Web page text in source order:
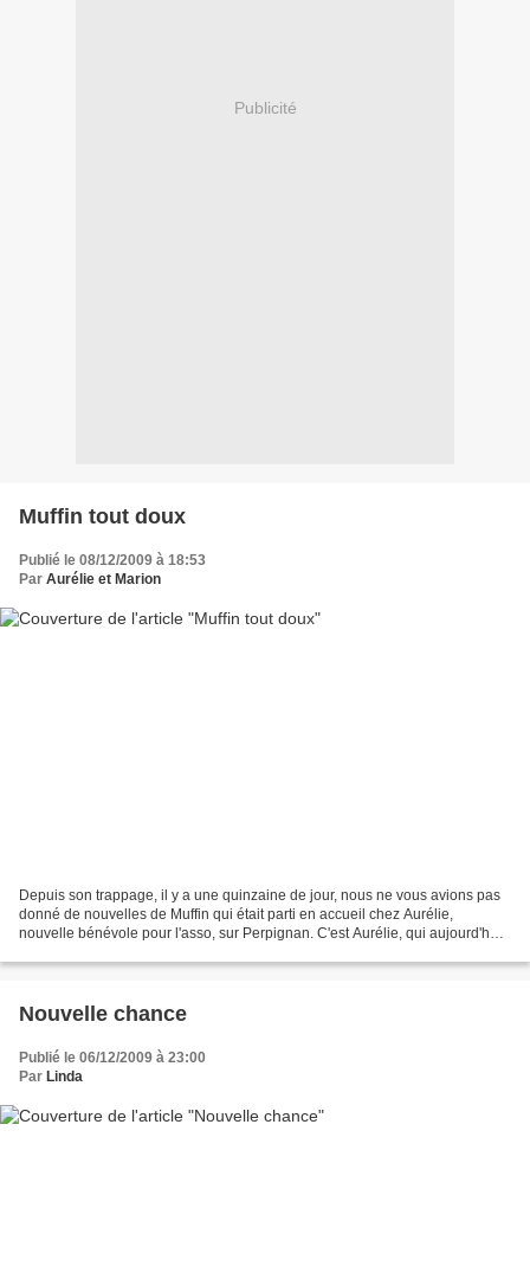
Publicité
Muffin tout doux
Publié le 08/12/2009 à 18:53
Par Aurélie et Marion
Depuis son trappage, il y a une quinzaine de jour, nous ne vous avions pas
donné de nouvelles de Muffin qui était parti en accueil chez Aurélie,
nouvelle bénévole pour l'asso, sur Perpignan. C'est Aurélie, qui aujourd'hui,
Nouvelle chance
Publié le 06/12/2009 à 23:00
Par Linda